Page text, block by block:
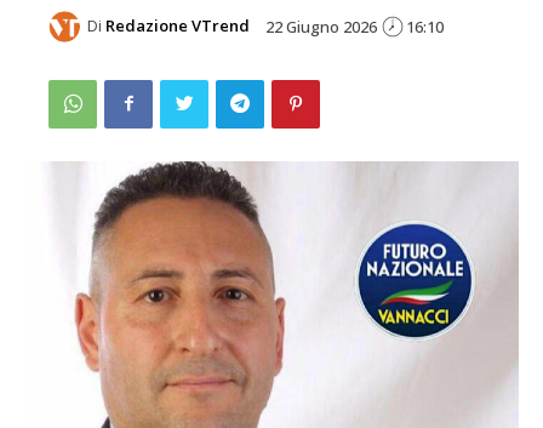
Di Redazione VTrend 22 Giugno 2026 16:10